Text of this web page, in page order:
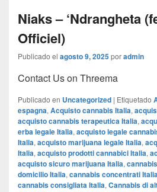
Niaks – ‘Ndrangheta
Officiel)
Publicado el agosto 9, 2025poradmin
Contact Us on Threema
Publicado en Uncategorized | Etiquetado
espagna, Acquisto cannabis Italia,
acquisto cannabis terapeutica Italia,
erba legale Italia, acquisto legale
Italia, acquisto marijuana legale Italia,
Italia, acquisto prodotti cannabici Italia,
acquisto sicuro marijuana Italia,
domicilio Italia, cannabis concentrati
cannabis consigliata Italia, Cannabis di